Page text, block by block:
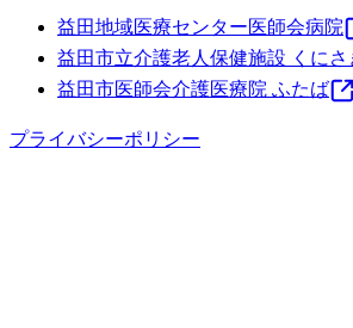
益田地域医療センター医師会病院
益田市立介護老人保健施設 くにさ
益田市医師会介護医療院 ふたば
プライバシーポリシー